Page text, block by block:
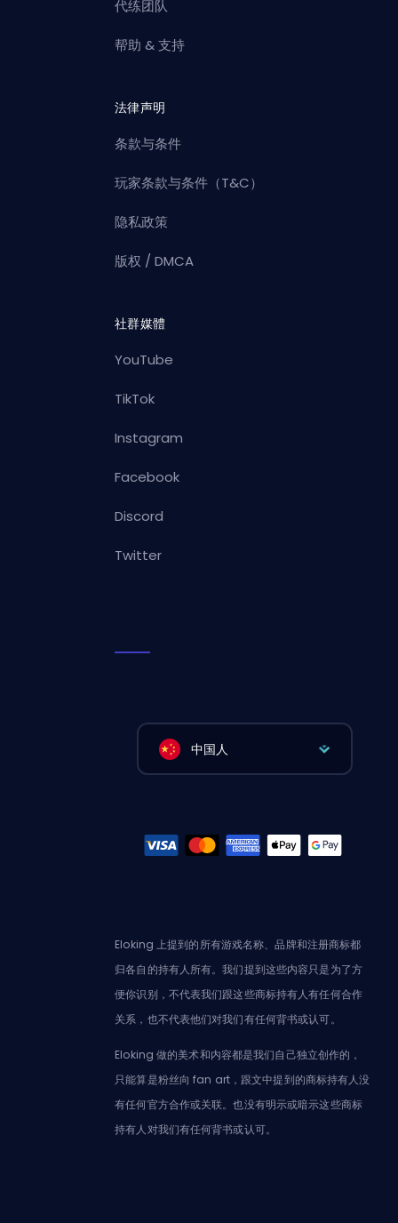
代练团队
帮助 & 支持
法律声明
条款与条件
玩家条款与条件（T&C）
隐私政策
版权 / DMCA
社群媒體
YouTube
TikTok
Instagram
Facebook
Discord
Twitter
中国人
Eloking 上提到的所有游戏名称、品牌和注册商标都
归各自的持有人所有。我们提到这些内容只是为了方
便你识别，不代表我们跟这些商标持有人有任何合作
关系，也不代表他们对我们有任何背书或认可。
Eloking 做的美术和内容都是我们自己独立创作的，
只能算是粉丝向 fan art，跟文中提到的商标持有人没
有任何官方合作或关联。也没有明示或暗示这些商标
持有人对我们有任何背书或认可。